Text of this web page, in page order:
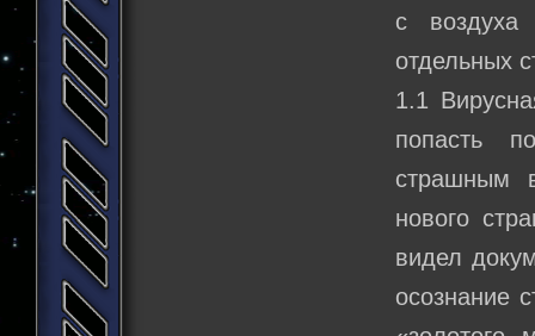
с воздуха
отдельных
1.1
попасть
страшным
нового
видел
осознание